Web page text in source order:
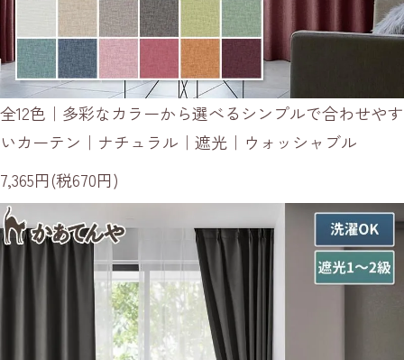
全12色｜多彩なカラーから選べるシンプルで合わせやす
いカーテン｜ナチュラル｜遮光｜ウォッシャブル
7,365円(税670円)